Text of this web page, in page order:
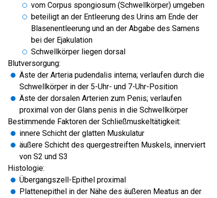
vom Corpus spongiosum (Schwellkörper) umgeben
beteiligt an der Entleerung des Urins am Ende der
Blasenentleerung und an der Abgabe des Samens
bei der Ejakulation
Schwellkörper liegen dorsal
Blutversorgung:
Äste der Arteria pudendalis interna; verlaufen durch die
Schwellkörper in der 5-Uhr- und 7-Uhr-Position
Äste der dorsalen Arterien zum Penis; verlaufen
proximal von der Glans penis in die Schwellkörper
Bestimmende Faktoren der Schließmuskeltätigkeit:
innere Schicht der glatten Muskulatur
äußere Schicht des quergestreiften Muskels, innerviert
von S2 und S3
Histologie:
Übergangszell-Epithel proximal
Plattenepithel in der Nähe des äußeren Meatus an der